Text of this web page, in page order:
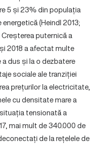
5 și 23% din populația
(Heindl 2013;
puternică a
2018 a afectat multe
dus și la o dezbatere
sociale ale tranziției
prețurilor la electricitate,
cu densitate mare a
tensionată a
mai mult de 340.000 de
de la rețelele de